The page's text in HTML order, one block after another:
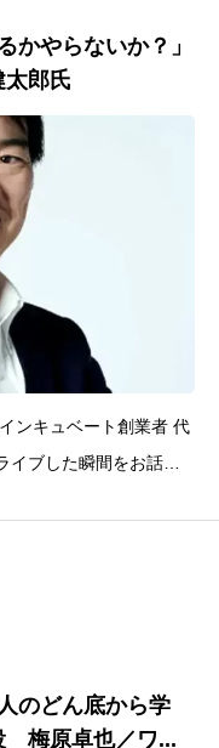
かやらないか？」
郎氏
ンキュベート創業者 代
ブした瞬間をお話し
けんたろう）
のどん底から学
梅原卓也／ワ...